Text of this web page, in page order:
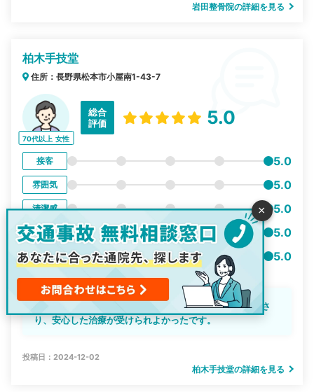
岩田整骨院の詳細を見る
柏木手技堂
住所：長野県松本市小屋南1-43-7
70代以上 女性
総合
評価
5.0
接客 5.0
雰囲気 5.0
清潔感 5.0
利便性 5.0
事故対応 5.0
とても親切で細かく懇切丁寧にいろいろと説明してくださ
り、安心した治療が受けられよかったです。
投稿日：2024-12-02
柏木手技堂の詳細を見る
×